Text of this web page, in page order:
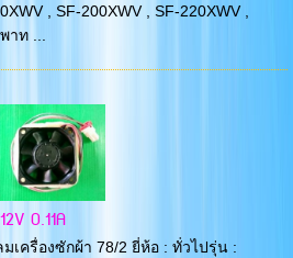
, SF-200XWV , SF-220XWV ,
าท ...
0.11A
เครื่องซักผ้า 78/2 ยี่ห้อ : ทั่วไปรุ่น :